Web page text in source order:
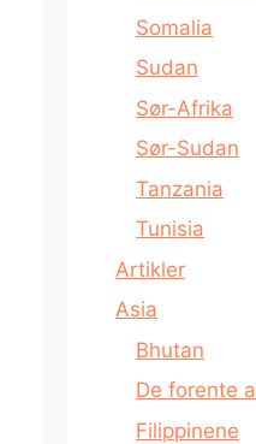
Somalia
Sudan
Sør-Afrika
Sør-Sudan
Tanzania
Tunisia
Artikler
Asia
Bhutan
De forente
Filippinene